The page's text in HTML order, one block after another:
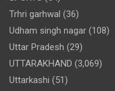
Trhri garhwal (36)
Udham singh nagar (108)
Uttar Pradesh (29)
UTTARAKHAND (3,069)
Uttarkashi (51)